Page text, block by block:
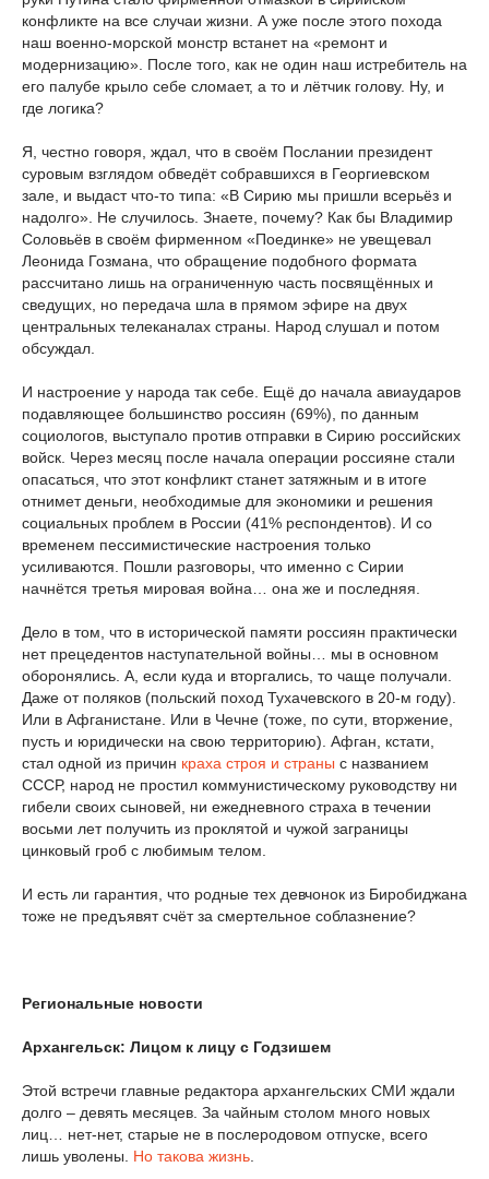
конфликте на все случаи жизни. А уже после этого похода
наш военно-морской монстр встанет на «ремонт и
модернизацию». После того, как не один наш истребитель на
его палубе крыло себе сломает, а то и лётчик голову. Ну, и
где логика?
Я, честно говоря, ждал, что в своём Послании президент
суровым взглядом обведёт собравшихся в Георгиевском
зале, и выдаст что-то типа: «В Сирию мы пришли всерьёз и
надолго». Не случилось. Знаете, почему? Как бы Владимир
Соловьёв в своём фирменном «Поединке» не увещевал
Леонида Гозмана, что обращение подобного формата
рассчитано лишь на ограниченную часть посвящённых и
сведущих, но передача шла в прямом эфире на двух
центральных телеканалах страны. Народ слушал и потом
обсуждал.
И настроение у народа так себе. Ещё до начала авиаударов
подавляющее большинство россиян (69%), по данным
социологов, выступало против отправки в Сирию российских
войск. Через месяц после начала операции россияне стали
опасаться, что этот конфликт станет затяжным и в итоге
отнимет деньги, необходимые для экономики и решения
социальных проблем в России (41% респондентов). И со
временем пессимистические настроения только
усиливаются. Пошли разговоры, что именно с Сирии
начнётся третья мировая война… она же и последняя.
Дело в том, что в исторической памяти россиян практически
нет прецедентов наступательной войны… мы в основном
оборонялись. А, если куда и вторгались, то чаще получали.
Даже от поляков (польский поход Тухачевского в 20-м году).
Или в Афганистане. Или в Чечне (тоже, по сути, вторжение,
пусть и юридически на свою территорию). Афган, кстати,
стал одной из причин краха строя и страны с названием
СССР, народ не простил коммунистическому руководству ни
гибели своих сыновей, ни ежедневного страха в течении
восьми лет получить из проклятой и чужой заграницы
цинковый гроб с любимым телом.
И есть ли гарантия, что родные тех девчонок из Биробиджана
тоже не предъявят счёт за смертельное соблазнение?
Региональные новости
Архангельск: Лицом к лицу с Годзишем
Этой встречи главные редактора архангельских СМИ ждали
долго – девять месяцев. За чайным столом много новых
лиц… нет-нет, старые не в послеродовом отпуске, всего
лишь уволены. Но такова жизнь